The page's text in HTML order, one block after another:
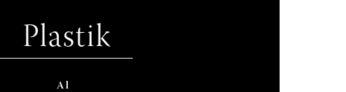
Plastik
Accuei
l
Catherine Voison
Arts et Science : un dialogue et